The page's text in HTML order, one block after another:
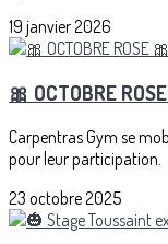
19 janvier 2026
🎀 OCTOBRE
Carpentras Gym se
pour leur participation.
23 octobre 2025